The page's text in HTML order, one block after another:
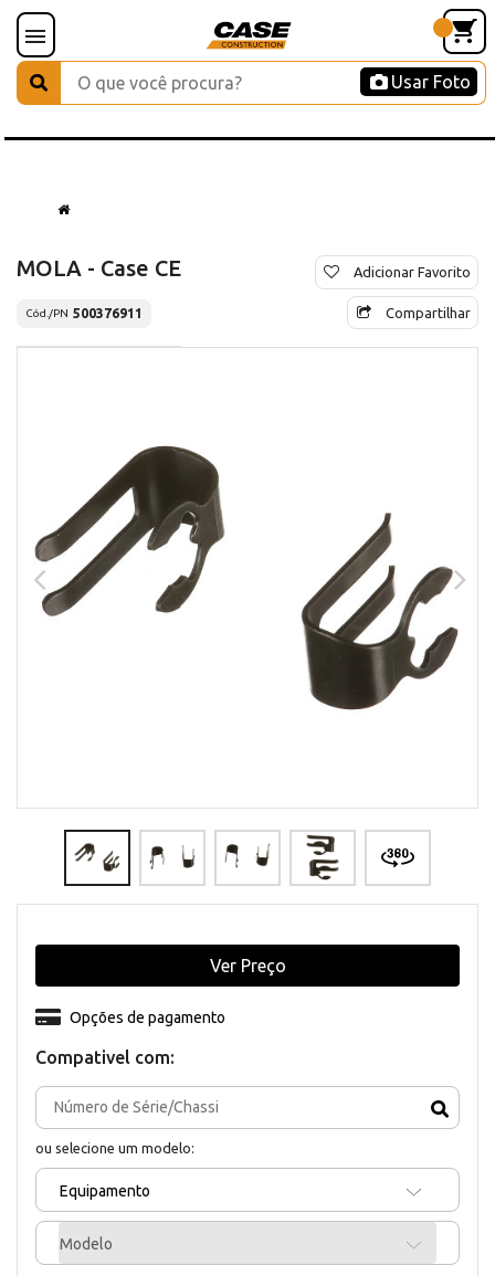
Usar Foto
MOLA - Case CE
Cód./PN 500376911
Adicionar Favorito
Compartilhar
Compativel com:
ou selecione um modelo:
Equipamento
Modelo
Opções de pagamento
Ver Preço